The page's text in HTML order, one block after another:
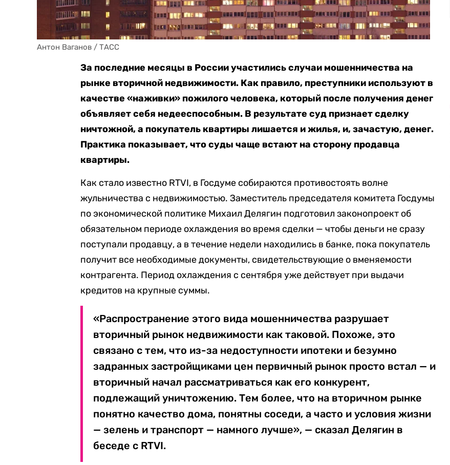
Антон Ваганов / ТАСС
За последние месяцы в России участились случаи мошенничества на
рынке вторичной недвижимости. Как правило, преступники используют в
качестве «наживки» пожилого человека, который после получения денег
объявляет себя недееспособным. В результате суд признает сделку
ничтожной, а покупатель квартиры лишается и жилья, и, зачастую, денег.
Практика показывает, что суды чаще встают на сторону продавца
квартиры.
Как стало известно RTVI, в Госдуме собираются противостоять волне
жульничества с недвижимостью. Заместитель председателя комитета Госдумы
по экономической политике Михаил Делягин подготовил законопроект об
обязательном периоде охлаждения во время сделки — чтобы деньги не сразу
поступали продавцу, а в течение недели находились в банке, пока покупатель
получит все необходимые документы, свидетельствующие о вменяемости
контрагента. Период охлаждения с сентября уже действует при выдачи
кредитов на крупные суммы.
«Распространение этого вида мошенничества разрушает
вторичный рынок недвижимости как таковой. Похоже, это
связано с тем, что из-за недоступности ипотеки и безумно
задранных застройщиками цен первичный рынок просто встал — и
вторичный начал рассматриваться как его конкурент,
подлежащий уничтожению. Тем более, что на вторичном рынке
понятно качество дома, понятны соседи, а часто и условия жизни
— зелень и транспорт — намного лучше», — сказал Делягин в
беседе с RTVI.